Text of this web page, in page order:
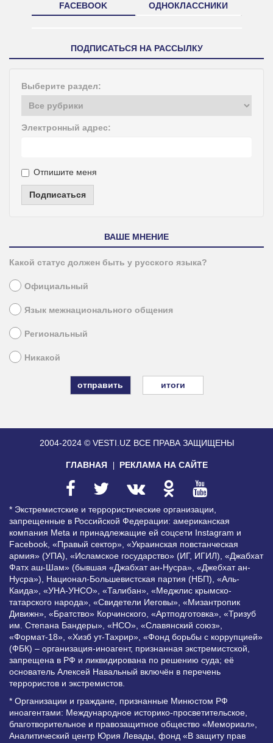
FACEBOOK ОДНОКЛАССНИКИ
ПОДПИСАТЬСЯ НА РАССЫЛКУ
Выберите раздел:
Электронный адрес:
Отпишите меня
Подписаться
ВАШЕ МНЕНИЕ
Какой статус должен быть у русского языка?
Официальный
Язык межнационального общения
Региональный
Никакой
итоги
2004-2024 © VESTI.UZ ВСЕ ПРАВА ЗАЩИЩЕНЫ
ГЛАВНАЯ РЕКЛАМА НА САЙТЕ
* Экстремистские и террористические организации,
запрещенные в Российской Федерации: американская
компания Meta и принадлежащие ей соцсети Instagram и
Facebook, «Правый сектор», «Украинская повстанческая
армия» (УПА), «Исламское государство» (ИГ, ИГИЛ), «Джабхат
Фатх аш-Шам» (бывшая «Джабхат ан-Нусра», «Джебхат ан-
Нусра»), Национал-Большевистская партия (НБП), «Аль-
Каида», «УНА-УНСО», «Талибан», «Меджлис крымско-
татарского народа», «Свидетели Иеговы», «Мизантропик
Дивижн», «Братство» Корчинского, «Артподготовка», «Тризуб
им. Степана Бандеры», «НСО», «Славянский союз»,
«Формат-18», «Хизб ут-Тахрир», «Фонд борьбы с коррупцией»
(ФБК) – организация-иноагент, признанная экстремистской,
запрещена в РФ и ликвидирована по решению суда; её
основатель Алексей Навальный включён в перечень
террористов и экстремистов.
* Организации и граждане, признанные Минюстом РФ
иноагентами: Международное историко-просветительское,
благотворительное и правозащитное общество «Мемориал»,
Аналитический центр Юрия Левады, фонд «В защиту прав